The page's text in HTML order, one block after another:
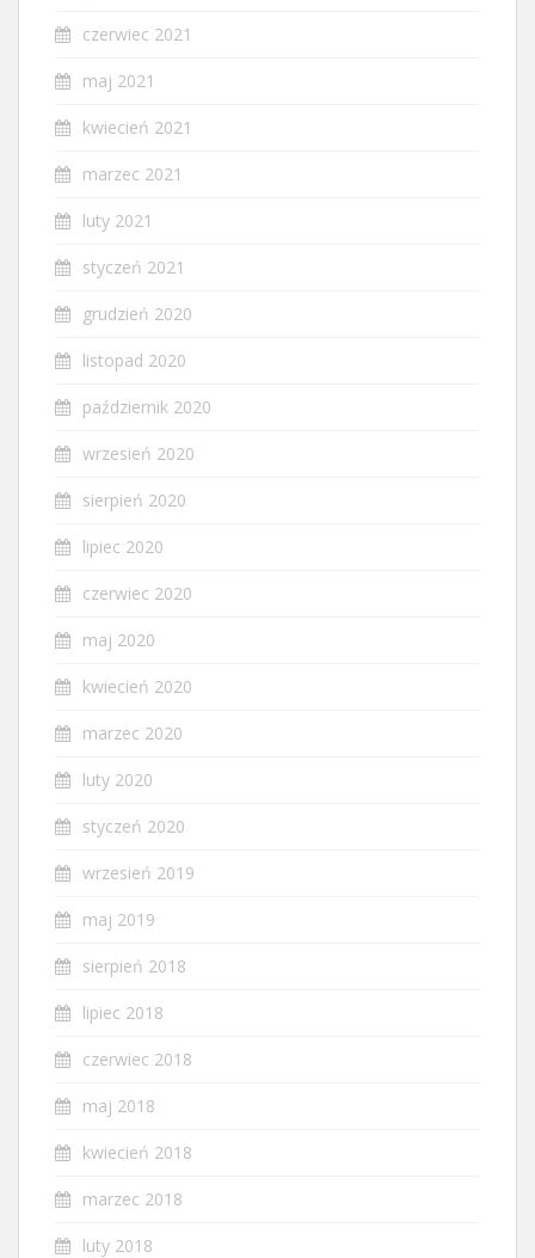
czerwiec 2021
maj 2021
kwiecień 2021
marzec 2021
luty 2021
styczeń 2021
grudzień 2020
listopad 2020
październik 2020
wrzesień 2020
sierpień 2020
lipiec 2020
czerwiec 2020
maj 2020
kwiecień 2020
marzec 2020
luty 2020
styczeń 2020
wrzesień 2019
maj 2019
sierpień 2018
lipiec 2018
czerwiec 2018
maj 2018
kwiecień 2018
marzec 2018
luty 2018